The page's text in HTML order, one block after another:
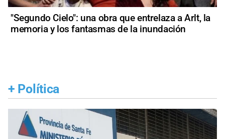
"Segundo Cielo": una obra que entrelaza a Arlt, la
memoria y los fantasmas de la inundación
+ Política